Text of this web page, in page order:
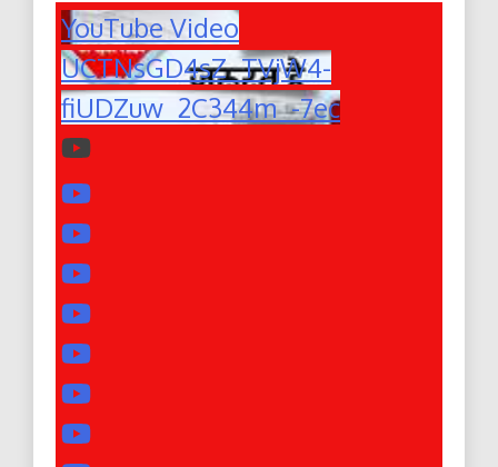
YouTube Video
UCTNsGD4sZ_TVjW4-
fiUDZuw_2C344m_-7ec